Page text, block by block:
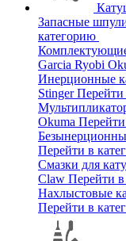
Запасные
категорию
Garcia Ryobi
Инерционные
StingerПерейти
Okuma
Перейти в
Смазки для
Claw Перейти
Нахлыстовые
Перейти в